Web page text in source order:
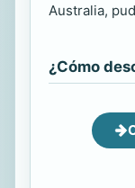
Australia,
¿Cómo